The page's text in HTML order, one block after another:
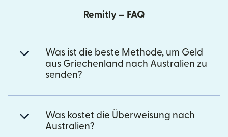
Remitly – FAQ
Was ist die beste Methode, um Geld
aus Griechenland nach Australien zu
senden?
Was kostet die Überweisung nach
Australien?